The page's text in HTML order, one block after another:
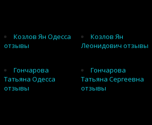
Козлов Ян Одесса
отзывы
Козлов Ян
Леонидович отзывы
Гончарова
Татьяна Одесса
отзывы
Гончарова
Татьяна Сергеевна
отзывы